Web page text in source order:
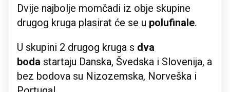
Dvije najbolje momčadi iz obje skupine
drugog kruga plasirat će se u polufinale.
U skupini 2 drugog kruga s dva
boda startaju Danska, Švedska i Slovenija, a
bez bodova su Nizozemska, Norveška i